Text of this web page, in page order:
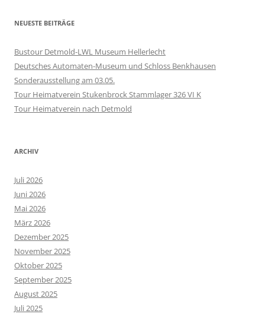
NEUESTE BEITRÄGE
Bustour Detmold-LWL Museum Hellerlecht
Deutsches Automaten-Museum und Schloss Benkhausen
Sonderausstellung am 03.05.
Tour Heimatverein Stukenbrock Stammlager 326 VI K
Tour Heimatverein nach Detmold
ARCHIV
Juli 2026
Juni 2026
Mai 2026
März 2026
Dezember 2025
November 2025
Oktober 2025
September 2025
August 2025
Juli 2025